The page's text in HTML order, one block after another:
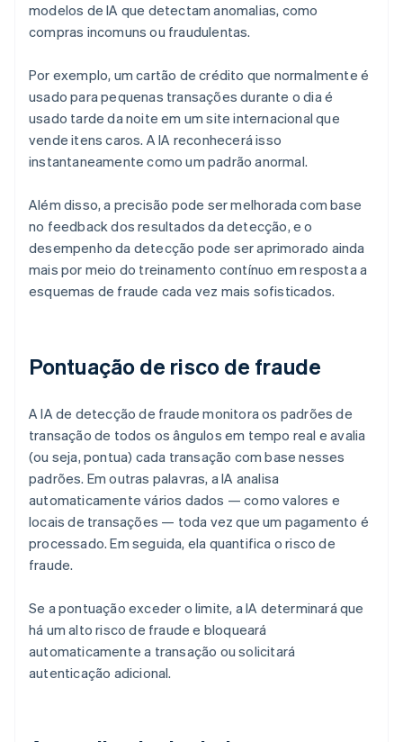
modelos de IA que detectam anomalias, como
compras incomuns ou fraudulentas.
Por exemplo, um cartão de crédito que normalmente é
usado para pequenas transações durante o dia é
usado tarde da noite em um site internacional que
vende itens caros. A IA reconhecerá isso
instantaneamente como um padrão anormal.
Além disso, a precisão pode ser melhorada com base
no feedback dos resultados da detecção, e o
desempenho da detecção pode ser aprimorado ainda
mais por meio do treinamento contínuo em resposta a
esquemas de fraude cada vez mais sofisticados.
Pontuação de risco de fraude
A IA de detecção de fraude monitora os padrões de
transação de todos os ângulos em tempo real e avalia
(ou seja, pontua) cada transação com base nesses
padrões. Em outras palavras, a IA analisa
automaticamente vários dados — como valores e
locais de transações — toda vez que um pagamento é
processado. Em seguida, ela quantifica o risco de
fraude.
Se a pontuação exceder o limite, a IA determinará que
há um alto risco de fraude e bloqueará
automaticamente a transação ou solicitará
autenticação adicional.